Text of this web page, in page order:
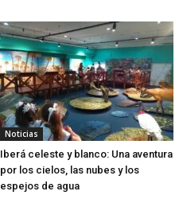
Noticias
Iberá celeste y blanco: Una aventura
por los cielos, las nubes y los
espejos de agua